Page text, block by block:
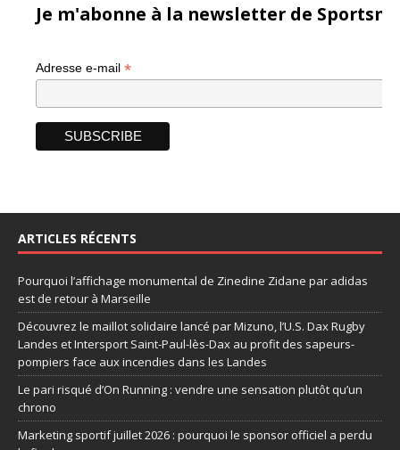
Je m'abonne à la newsletter de
Adresse e-mail *
ARTICLES RÉCENTS
Pourquoi l’affichage monumental de Zinedine Zidane par adidas
est de retour à Marseille
Découvrez le maillot solidaire lancé par Mizuno, l’U.S. Dax Rugby
Landes et Intersport Saint-Paul-lès-Dax au profit des sapeurs-
pompiers face aux incendies dans les Landes
Le pari risqué d’On Running : vendre une sensation plutôt qu’un
chrono
Marketing sportif juillet 2026 : pourquoi le sponsor officiel a perdu